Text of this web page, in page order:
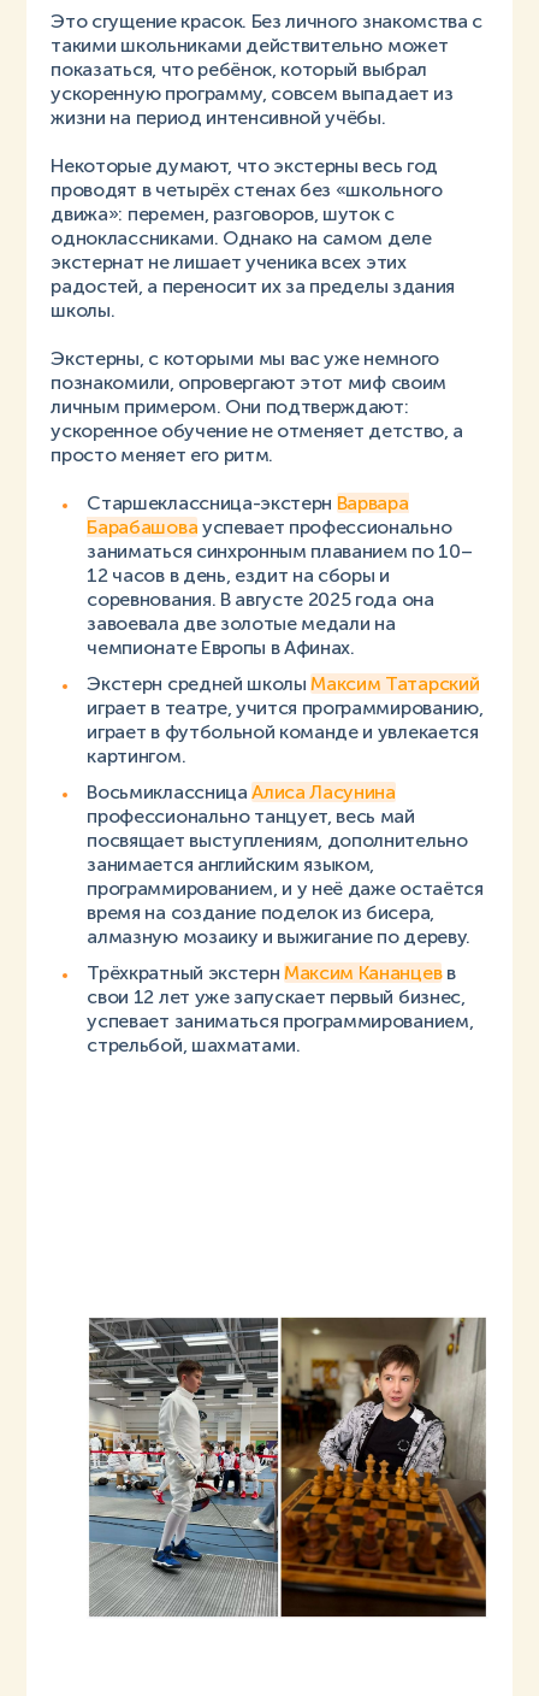
Это сгущение красок. Без личного знакомства с
такими школьниками действительно может
показаться, что ребёнок, который выбрал
ускоренную программу, совсем выпадает из
жизни на период интенсивной учёбы.
Некоторые думают, что экстерны весь год
проводят в четырёх стенах без «школьного
движа»: перемен, разговоров, шуток с
одноклассниками. Однако на самом деле
экстернат не лишает ученика всех этих
радостей, а переносит их за пределы здания
школы.
Экстерны, с которыми мы вас уже немного
познакомили, опровергают этот миф своим
личным примером. Они подтверждают:
ускоренное обучение не отменяет детство, а
просто меняет его ритм.
Старшеклассница-экстерн Варвара
Барабашова успевает профессионально
заниматься синхронным плаванием по 10–
12 часов в день, ездит на сборы и
соревнования. В августе 2025 года она
завоевала две золотые медали на
чемпионате Европы в Афинах.
Экстерн средней школы Максим Татарский
играет в театре, учится программированию,
играет в футбольной команде и увлекается
картингом.
ВосьмиклассницаАлиса Ласунина
профессионально танцует, весь май
посвящает выступлениям, дополнительно
занимается английским языком,
программированием, и у неё даже остаётся
время на создание поделок из бисера,
алмазную мозаику и выжигание по дереву.
Трёхкратный экстерн Максим Кананцевв
свои 12 лет уже запускает первый бизнес,
успевает заниматься программированием,
стрельбой, шахматами.